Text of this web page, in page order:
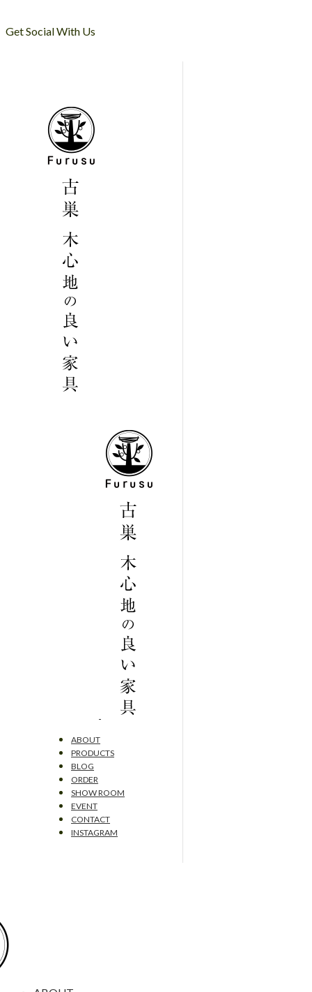
Get Social With Us
ABOUT
PRODUCTS
BLOG
ORDER
SHOW ROOM
EVENT
CONTACT
INSTAGRAM